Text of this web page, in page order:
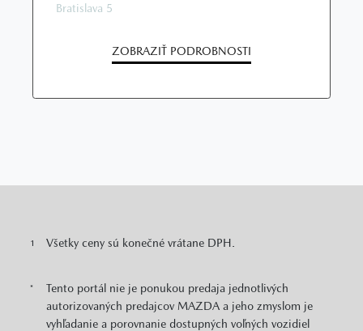
Bratislava 5
ZOBRAZIŤ PODROBNOSTI
1 Všetky ceny sú konečné vrátane DPH.
*
Tento portál nie je ponukou predaja jednotlivých
autorizovaných predajcov MAZDA a jeho zmyslom je
vyhľadanie a porovnanie dostupných voľných vozidiel